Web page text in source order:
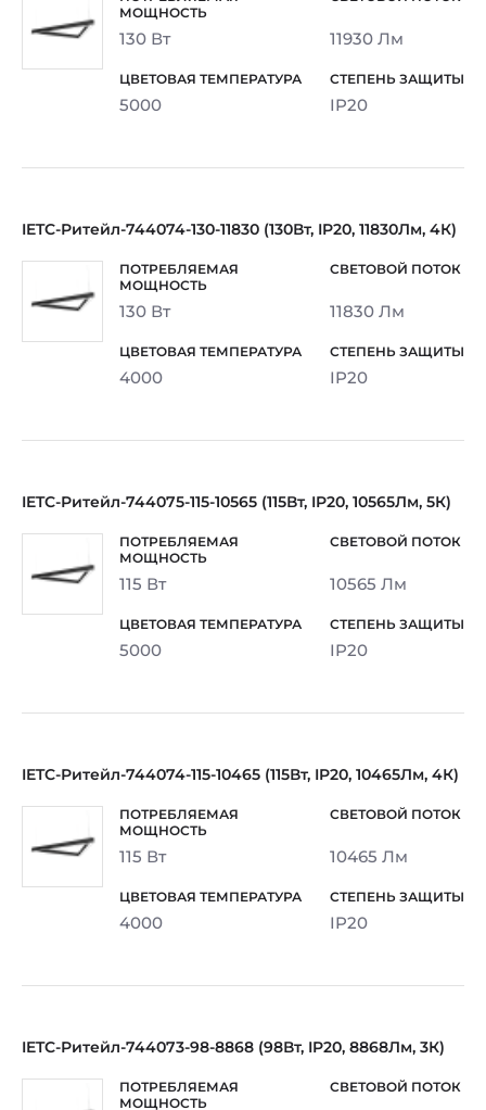
130 Вт 11930 Лм
5000 IP20
IETC-Ритейл-744074-130-11830 (130Вт, IP20, 11830Лм, 4К)
130 Вт 11830 Лм
4000 IP20
IETC-Ритейл-744075-115-10565 (115Вт, IP20, 10565Лм, 5К)
115 Вт 10565 Лм
5000 IP20
IETC-Ритейл-744074-115-10465 (115Вт, IP20, 10465Лм, 4К)
115 Вт 10465 Лм
4000 IP20
IETC-Ритейл-744073-98-8868 (98Вт, IP20, 8868Лм, 3К)